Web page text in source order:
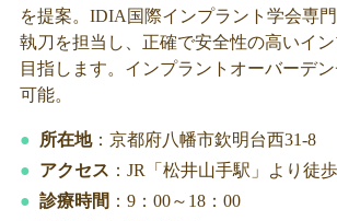
を提案。IDIA国際インプラント学会専
執刀を担当し、正確で安全性の高いイ
目指します。インプラントオーバーデ
可能。
所在地：京都府八幡市欽明台西31-8
アクセス ：JR「松井山手駅」より徒
診療時間 ：9：00～18：00